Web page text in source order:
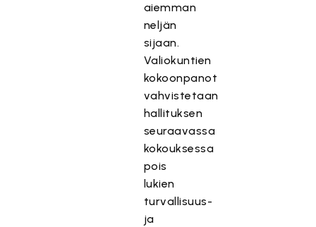
aiemman
neljän
sijaan.
Valiokuntien
kokoonpanot
vahvistetaan
hallituksen
seuraavassa
kokouksessa
pois
lukien
turvallisuus-
ja